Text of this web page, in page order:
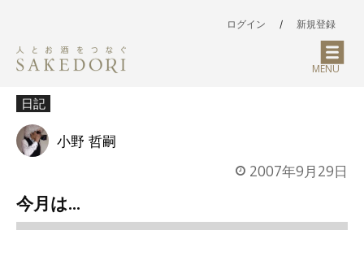
ログイン / 新規登録
MENU
日記
小野 哲嗣
2007年9月29日
今月は…